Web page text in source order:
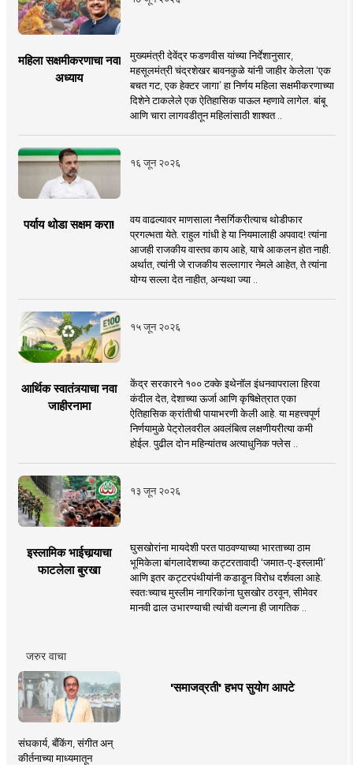
महिला सक्षमीकरणाचा नवा
अध्याय
मुख्यमंत्री देवेंद्र फडणवीस यांच्या निर्देशानुसार,
महसूलमंत्री चंद्रशेखर बावनकुळे यांनी जाहीर केलेला ‘एक
बचत गट, एक हेक्टर जागा’ हा निर्णय महिला सक्षमीकरणाच्या
दिशेने टाकलेले एक ऐतिहासिक पाऊल म्हणावे लागेल. बांबू
आणि चारा लागवडीतून महिलांसाठी शाश्वत ..
१६ जून २०२६
पर्याय थोडा सक्षम करा!
वय वाढल्यावर माणसाला नैसर्गिकरीत्याच थोडीफार
प्रगल्भता येते. राहुल गांधी हे या नियमालाही अपवाद! त्यांना
आजही राजकीय वास्तव काय आहे, याचे आकलन होत नाही.
अर्थात, त्यांनी जे राजकीय सल्लागार नेमले आहेत, ते त्यांना
योग्य सल्ला देत नाहीत, अन्यथा ज्या ..
१५ जून २०२६
आर्थिक स्वातंत्र्याचा नवा
जाहीरनामा
केंद्र सरकारने १०० टक्के इथेनॉल इंधनवापराला हिरवा
कंदील देत, देशाच्या ऊर्जा आणि कृषिक्षेत्रात एका
ऐतिहासिक क्रांतीची पायाभरणी केली आहे. या महत्त्वपूर्ण
निर्णयामुळे पेट्रोलवरील अवलंबित्व लक्षणीयरीत्या कमी
होईल. पुढील दोन महिन्यांतच अत्याधुनिक फ्लेस ..
१३ जून २०२६
इस्लामिक भाईचार्‍याचा
फाटलेला बुरखा
घुसखोरांना मायदेशी परत पाठवण्याच्या भारताच्या ठाम
भूमिकेला बांगलादेशच्या कट्टरतावादी ‘जमात-ए-इस्लामी’
आणि इतर कट्टरपंथीयांनी कडाडून विरोध दर्शवला आहे.
स्वतःच्याच मुस्लीम नागरिकांना घुसखोर ठरवून, सीमेवर
मानवी ढाल उभारण्याची त्यांची वल्गना ही जागतिक ..
जरुर वाचा
'समाजव्रती' हभप सुयोग आपटे
संघकार्य, बँकिंग, संगीत अन्
कीर्तनाच्या माध्यमातून